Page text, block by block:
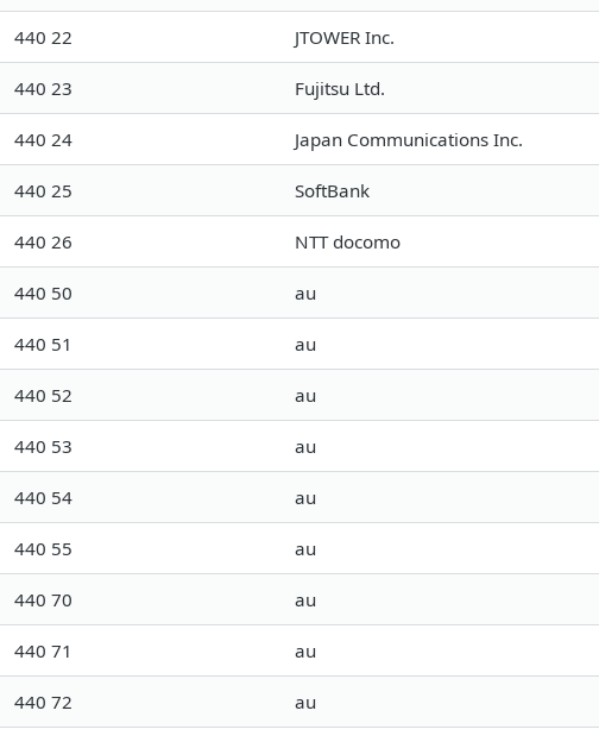
440 22 JTOWER Inc.
440 23 Fujitsu Ltd.
440 24 Japan Communications Inc.
440 25 SoftBank
440 26 NTT docomo
440 50 au
440 51 au
440 52 au
440 53 au
440 54 au
440 55 au
440 70 au
440 71 au
440 72 au